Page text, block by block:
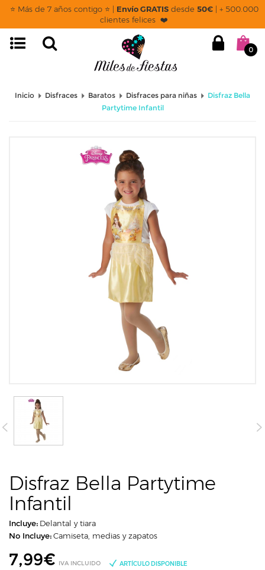
⭐ Más de 7 años contigo ⭐ | Envío GRATISdesde 50€| + 500.000
clientes felices ❤️
0
Inicio Disfraces Baratos Disfraces para niñas
Disfraz Bella
Partytime Infantil
Disfraz Bella Partytime
Infantil
Incluye: Delantal y tiara
No Incluye:Camiseta, medias y zapatos
7,99€ IVA INCLUIDO ARTÍCULO DISPONIBLE